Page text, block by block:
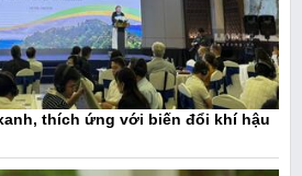
thích ứng với biến đổi khí hậu